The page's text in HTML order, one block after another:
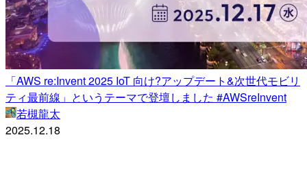
「AWS re:Invent 2025 IoT 向け?アップデート&次世代モビリ
ティ最前線」というテーマで登壇しました #AWSreInvent
若槻龍太
2025.12.18